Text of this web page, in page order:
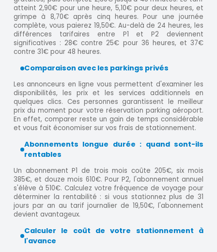
atteint 2,90€ pour une heure, 5,10€ pour deux heures, et
grimpe à 8,70€ après cinq heures. Pour une journée
complète, vous paierez 19,50€. Au-delà de 24 heures, les
différences tarifaires entre P1 et P2 deviennent
significatives : 28€ contre 25€ pour 36 heures, et 37€
contre 31€ pour 48 heures.
Comparaison avec les parkings privés
Les annonceurs en ligne vous permettent d'examiner les
disponibilités, les prix et les services additionnels en
quelques clics. Ces personnes garantissent le meilleur
prix du moment pour votre réservation parking aéroport.
En effet, comparer reste un gain de temps considérable
et vous fait économiser sur vos frais de stationnement.
Abonnements longue durée : quand sont-ils
rentables
Un abonnement P1 de trois mois coûte 205€, six mois
385€, et douze mois 610€. Pour P2, l'abonnement annuel
s'élève à 510€. Calculez votre fréquence de voyage pour
déterminer la rentabilité : si vous stationnez plus de 31
jours par an au tarif journalier de 19,50€, l'abonnement
devient avantageux.
Calculer le coût de votre stationnement à
l'avance